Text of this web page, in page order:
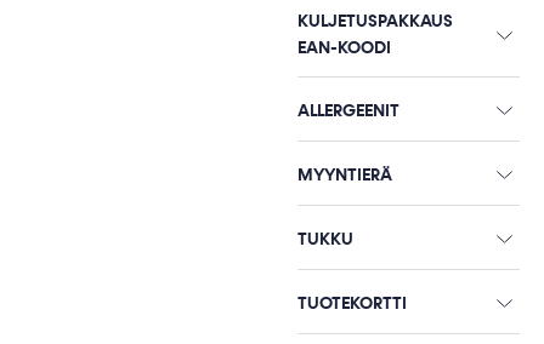
KULJETUSPAKKAUS
EAN-KOODI
ALLERGEENIT
MYYNTIERÄ
TUKKU
TUOTEKORTTI